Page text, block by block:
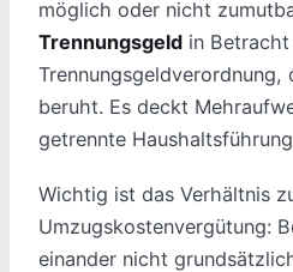
möglich oder nicht
Trennungsgeld in
Trennungsgeldverordnung,
beruht. Es deckt
getrennte
Wichtig ist das Verhältnis
Umzugskostenvergütung:
einander nicht